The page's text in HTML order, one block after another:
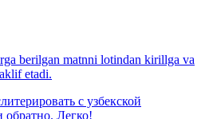
berilgan matnni lotindan kirillga va
etadi.
с узбекской
Легко!